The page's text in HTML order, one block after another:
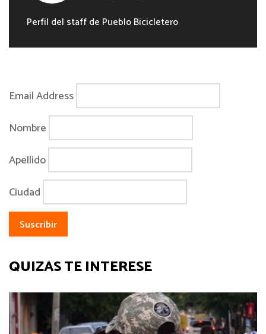
Perfil del staff de Pueblo Bicicletero
Email Address
Nombre
Apellido
Ciudad
QUIZÁS TE INTERESE